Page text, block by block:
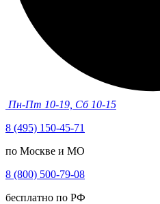
Пн-Пт 10-19, Сб 10-15
8 (495) 150-45-71
по Москве и МО
8 (800) 500-79-08
бесплатно по РФ